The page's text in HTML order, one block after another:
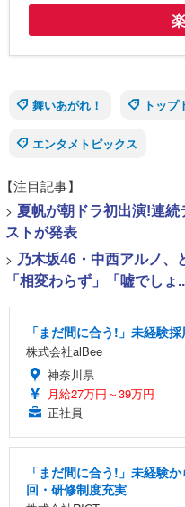
舞いあがれ！
トップ
エンタメトピックス
【注目記事】
> 夏帆が朝ドラ初出演!連続
ストが発表
> 乃木坂46・中西アルノ、
「相変わらず」「嘘でしょ...
「まだ間に合う!」未経験
株式会社alBee
神奈川県
月給27万円～39万円
正社員
「まだ間に合う!」未経験
回・研修制度充実